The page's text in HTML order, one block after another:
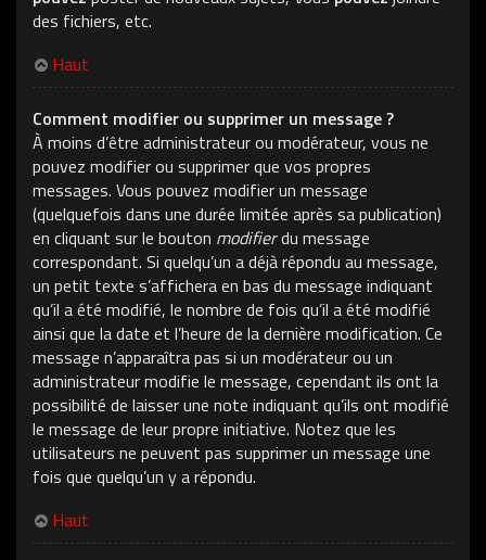
des fichiers, etc.
Haut
Comment modifier ou supprimer un message ?
À moins d’être administrateur ou modérateur, vous ne
pouvez modifier ou supprimer que vos propres
messages. Vous pouvez modifier un message
(quelquefois dans une durée limitée après sa publication)
en cliquant sur le bouton modifierdu message
correspondant. Si quelqu’un a déjà répondu au message,
un petit texte s’affichera en bas du message indiquant
qu’il a été modifié, le nombre de fois qu’il a été modifié
ainsi que la date et l’heure de la dernière modification. Ce
message n’apparaîtra pas si un modérateur ou un
administrateur modifie le message, cependant ils ont la
possibilité de laisser une note indiquant qu’ils ont modifié
le message de leur propre initiative. Notez que les
utilisateurs ne peuvent pas supprimer un message une
fois que quelqu’un y a répondu.
Haut